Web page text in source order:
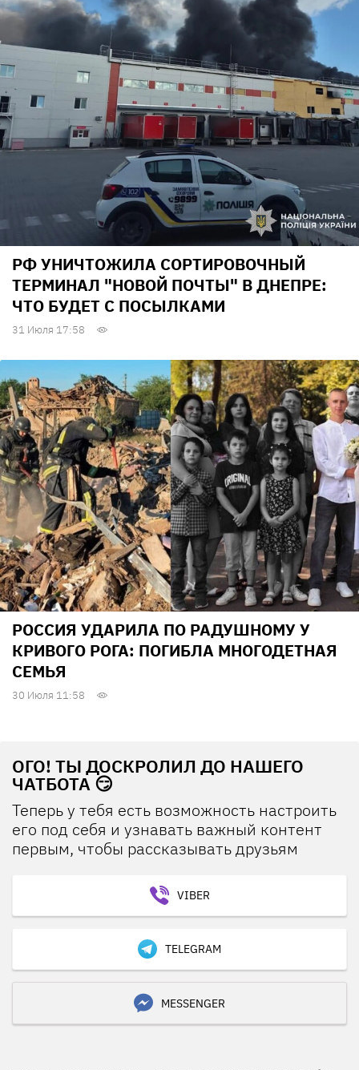
РФ УНИЧТОЖИЛА СОРТИРОВОЧНЫЙ
ТЕРМИНАЛ "НОВОЙ ПОЧТЫ" В ДНЕПРЕ:
ЧТО БУДЕТ С ПОСЫЛКАМИ
31 Июля 17:58
РОССИЯ УДАРИЛА ПО РАДУШНОМУ У
КРИВОГО РОГА: ПОГИБЛА МНОГОДЕТНАЯ
СЕМЬЯ
30 Июля 11:58
ОГО! ТЫ ДОСКРОЛИЛ ДО НАШЕГО
ЧАТБОТА 😏
Теперь у тебя есть возможность настроить
его под себя и узнавать важный контент
первым, чтобы рассказывать друзьям
VIBER
TELEGRAM
MESSENGER